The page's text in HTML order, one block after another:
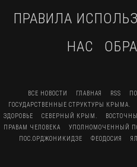
ПРАВИЛА
НАС
ВСЕ НОВОСТИ ГЛАВНАЯ RSS
ГОСУДАРСТВЕННЫЕ СТРУКТУРЫ КРЫМА.
ЗДОРОВЬЕ
СЕВЕРНЫЙ КРЫМ.
ПРАВАМ ЧЕЛОВЕКА
УПОЛНОМОЧЕННЫЙ
ПОС.ОРДЖОНИКИДЗЕ
ФЕОДОСИЯ